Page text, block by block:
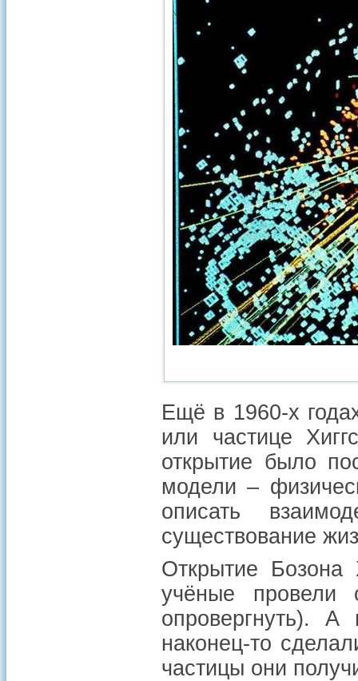
Ещё в 1960-х
или частице
открытие было
модели –
описать
существование
Открытие Бозона
учёные провели
опровергнуть).
наконец-то
частицы они